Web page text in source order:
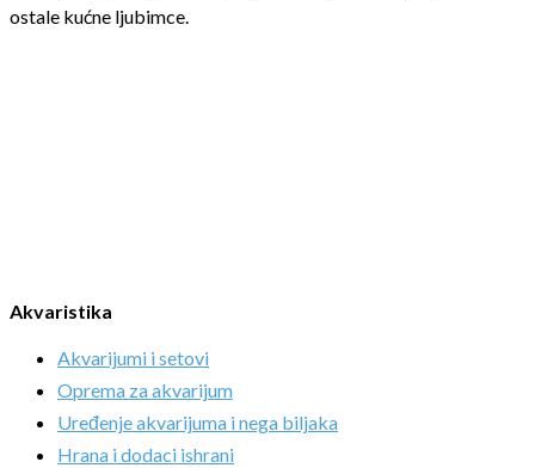
ostale kućne ljubimce.
Akvaristika
Akvarijumi i setovi
Oprema za akvarijum
Uređenje akvarijuma i nega biljaka
Hrana i dodaci ishrani